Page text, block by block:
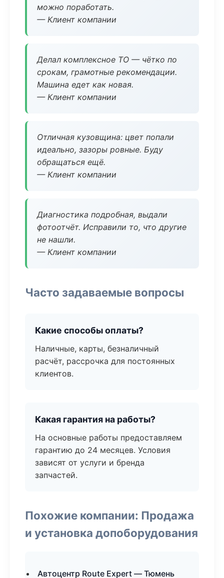
можно поработать.
— Клиент компании
Делал комплексное ТО — чётко по
срокам, грамотные рекомендации.
Машина едет как новая.
— Клиент компании
Отличная кузовщина: цвет попали
идеально, зазоры ровные. Буду
обращаться ещё.
— Клиент компании
Диагностика подробная, выдали
фотоотчёт. Исправили то, что другие
не нашли.
— Клиент компании
Часто задаваемые вопросы
Какие способы оплаты?
Наличные, карты, безналичный
расчёт, рассрочка для постоянных
клиентов.
Какая гарантия на работы?
На основные работы предоставляем
гарантию до 24 месяцев. Условия
зависят от услуги и бренда
запчастей.
Похожие компании: Продажа
и установка допоборудования
Автоцентр Route Expert — Тюмень